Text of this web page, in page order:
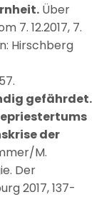
Über
7. 12.2017, 7.
Hirschberg
gefährdet.
der
M.
Der
2017, 137-